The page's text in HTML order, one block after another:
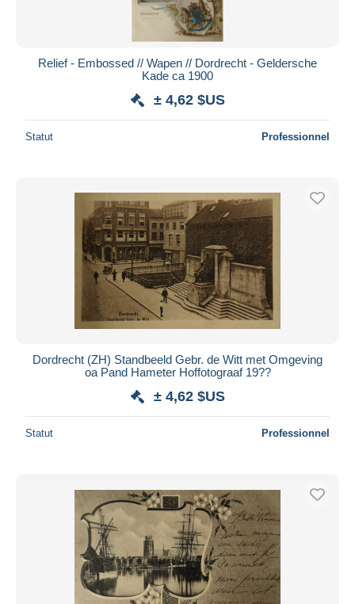
Relief - Embossed // Wapen // Dordrecht - Geldersche
Kade ca 1900
± 4,62 $US
Statut Professionnel
Dordrecht (ZH) Standbeeld Gebr. de Witt met Omgeving
oa Pand Hameter Hoffotograaf 19??
± 4,62 $US
Statut Professionnel